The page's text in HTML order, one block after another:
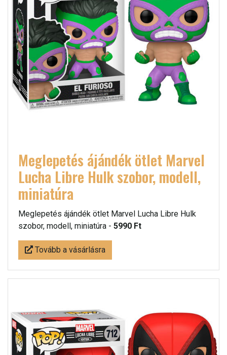
Meglepetés ájándék ötlet Marvel
Lucha Libre Hulk szobor, modell,
miniatúra
Meglepetés ájándék ötlet Marvel Lucha Libre Hulk
szobor, modell, miniatúra - 5990 Ft
Tovább a vásárlásra